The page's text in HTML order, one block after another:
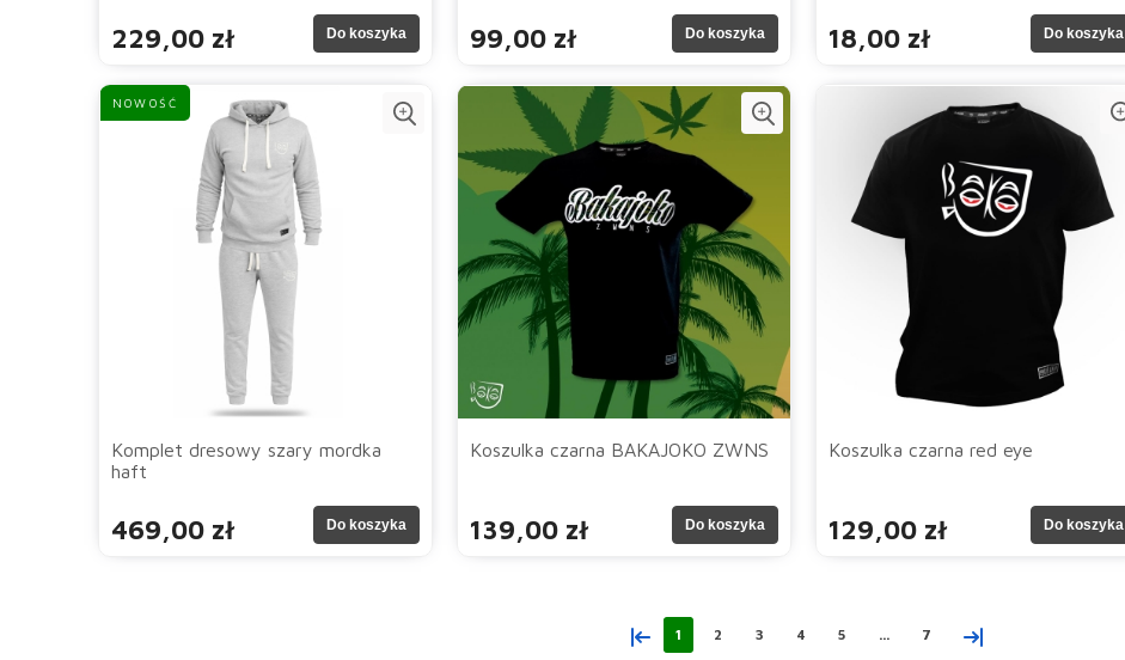
229,00 zł Do koszyka 99,00 zł Do koszyka 18,00 zł Do koszyka
Komplet dresowy szary mordka
haft
469,00 zł Do koszyka
NOWOŚĆ
Koszulka czarna BAKAJOKO ZWNS
139,00 zł Do koszyka
Koszulka czarna red eye
129,00 zł Do koszyka
« 1 2 3 4 5 ... 7 »